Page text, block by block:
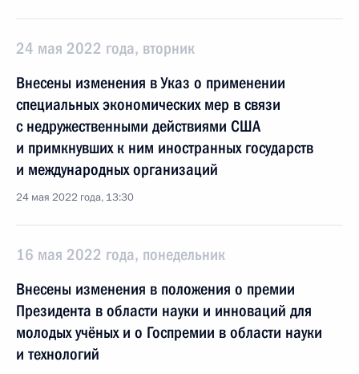
24 мая 2022 года, вторник
Внесены изменения в Указ о применении
специальных экономических мер в связи
с недружественными действиями США
и примкнувших к ним иностранных государств
и международных организаций
24 мая 2022 года, 13:30
16 мая 2022 года, понедельник
Внесены изменения в положения о премии
Президента в области науки и инноваций для
молодых учёных и о Госпремии в области науки
и технологий